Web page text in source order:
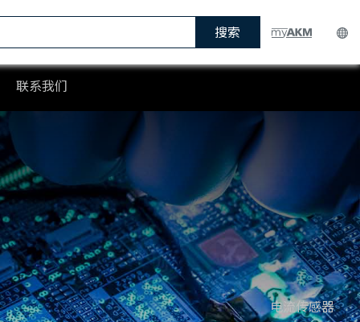
搜索
联系我们
电流传感器